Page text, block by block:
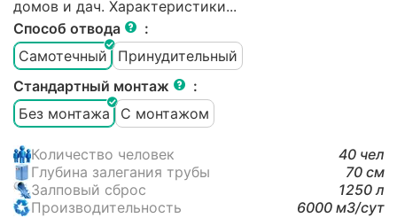
домов и дач. Характеристики...
Способ отвода
:
Самотечный
Принудительный
Стандартный монтаж
:
Без монтажа
С монтажом
Количество человек
40 чел
Глубина залегания трубы
70 см
Залповый сброс
1250 л
Производительность
6000 м3/cут